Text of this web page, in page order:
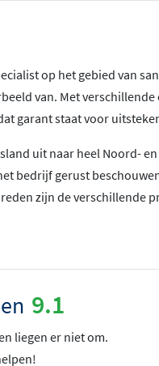
op het gebied van
van. Met
garant staat voor
uit naar heel Noord-
bedrijf gerust
zijn de verschillende
9.1
liegen er niet om.